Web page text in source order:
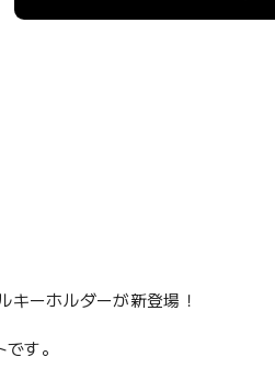
ーホルダーが新登場！
す。